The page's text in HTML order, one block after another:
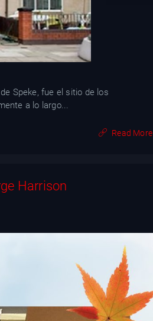
Speke, fue el sitio de los
a lo largo...
Read More
Harrison